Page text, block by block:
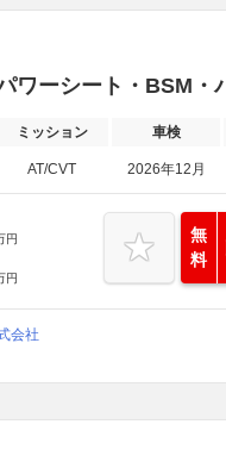
ワーシート・BSM・
ミッション 車検
AT/CVT 2026年12月
円
円
無
料
会社